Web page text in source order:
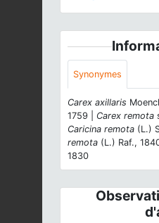
Synonymes
Carex axillaris
1759 | Carex remota
Caricina remota (L.)
remota (L.) Raf.,
1830